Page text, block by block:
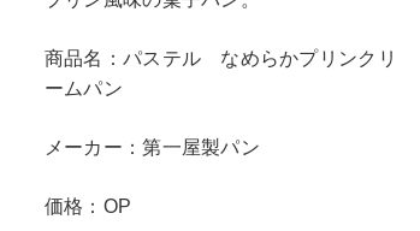
商品名：パステル なめらかプリンクリ
ームパン
メーカー：第一屋製パン
価格：OP